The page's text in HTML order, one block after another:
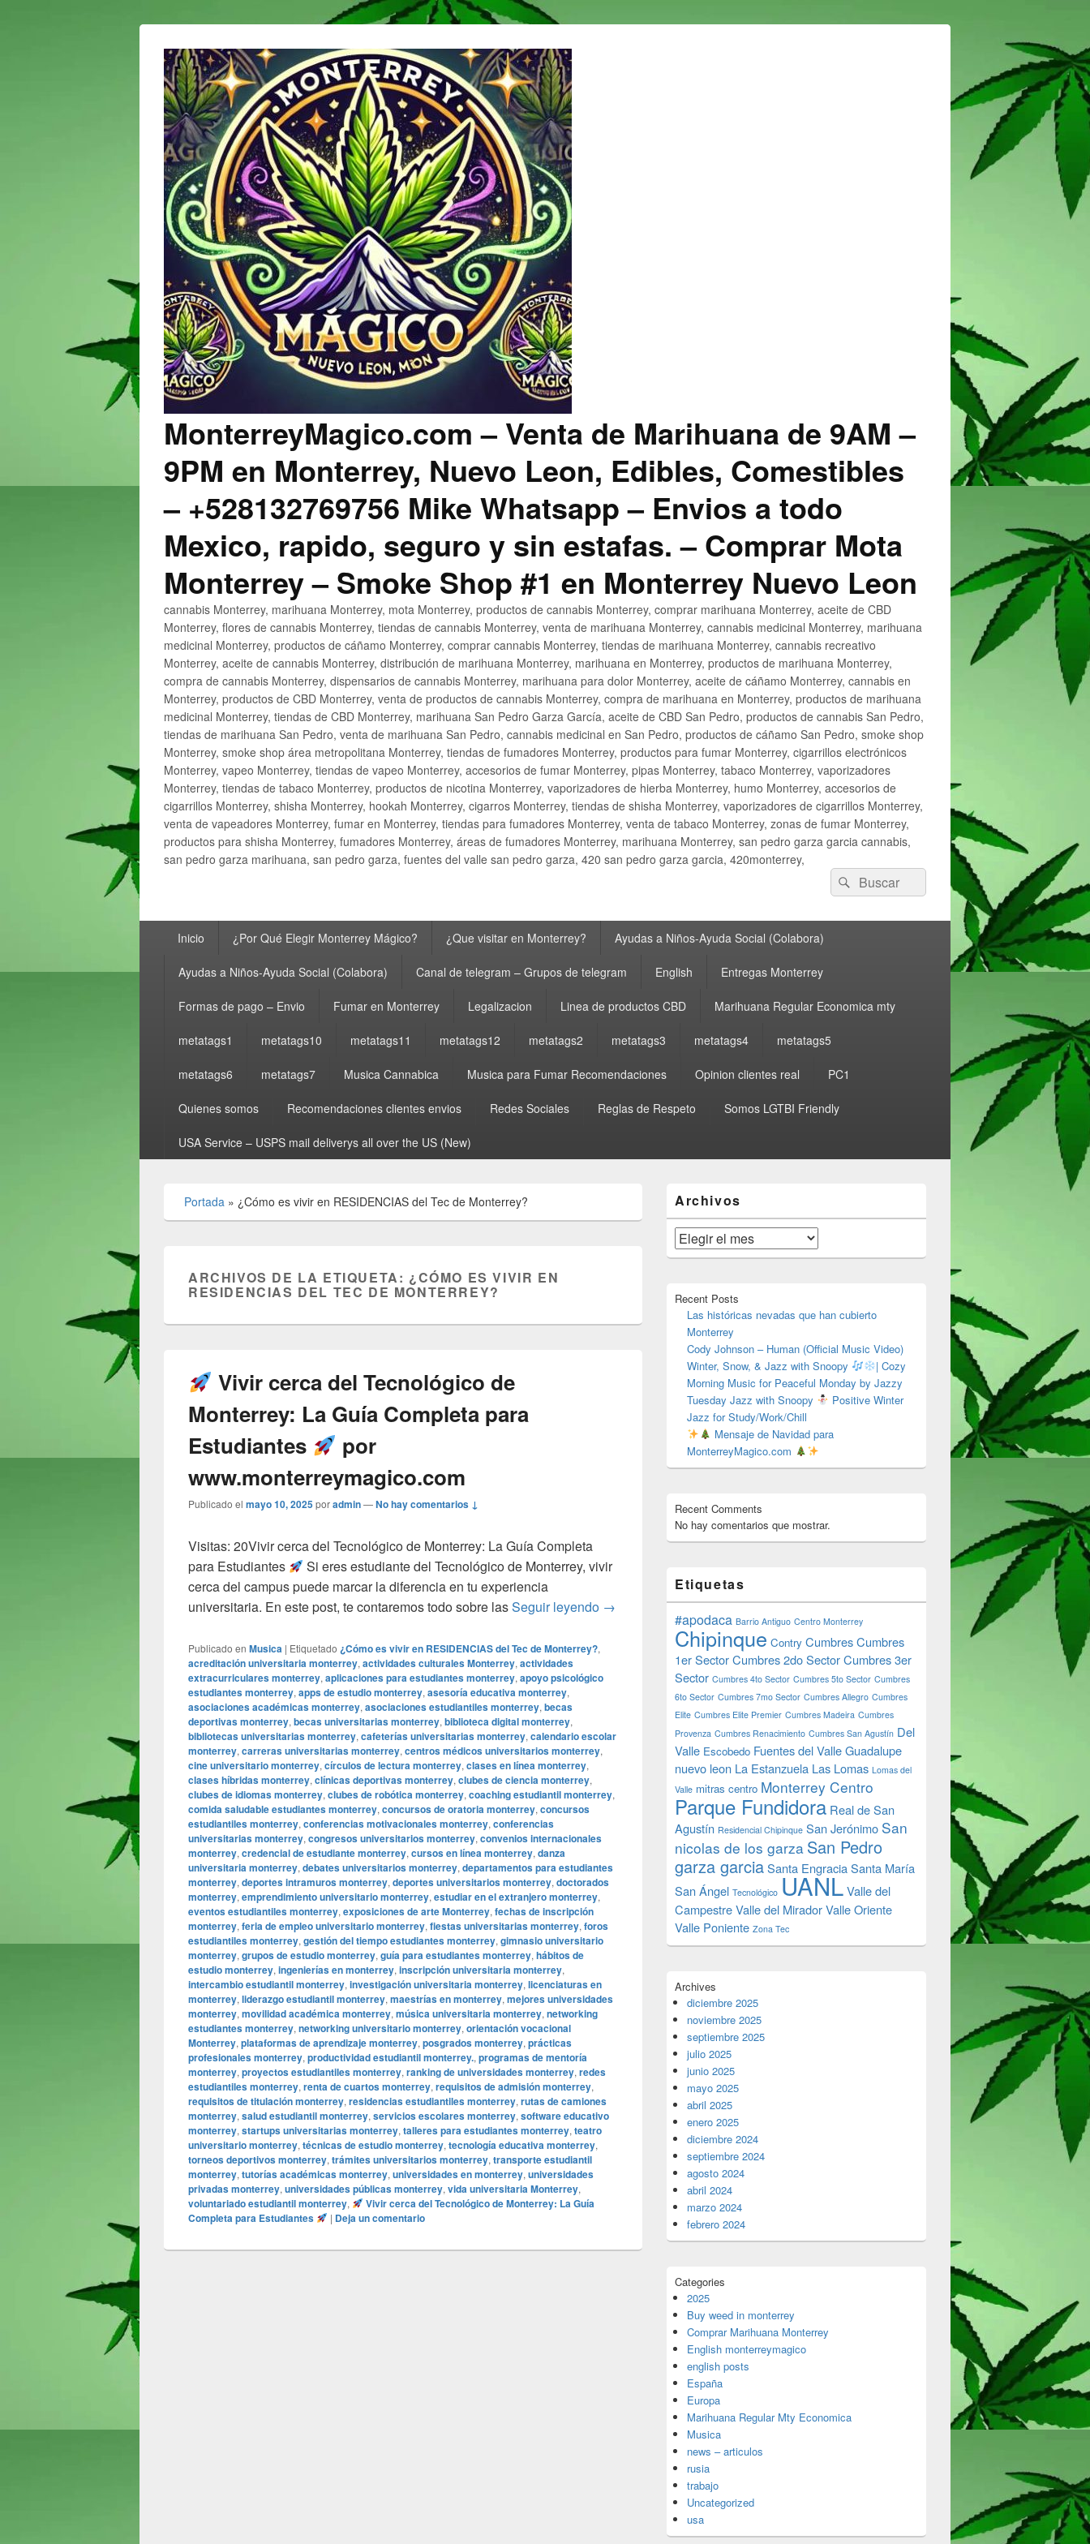
MonterreyMagico.com – Venta de Marihuana de 9AM –
9PM en Monterrey, Nuevo Leon, Edibles, Comestibles
– +528132769756 Mike Whatsapp – Envios a todo
Mexico, rapido, seguro y sin estafas. – Comprar Mota
Monterrey – Smoke Shop #1 en Monterrey Nuevo Leon
cannabis Monterrey, marihuana Monterrey, mota Monterrey, productos de cannabis Monterrey, comprar marihuana Monterrey, aceite de CBD
Monterrey, flores de cannabis Monterrey, tiendas de cannabis Monterrey, venta de marihuana Monterrey, cannabis medicinal Monterrey, marihuana
medicinal Monterrey, productos de cáñamo Monterrey, comprar cannabis Monterrey, tiendas de marihuana Monterrey, cannabis recreativo
Monterrey, aceite de cannabis Monterrey, distribución de marihuana Monterrey, marihuana en Monterrey, productos de marihuana Monterrey,
compra de cannabis Monterrey, dispensarios de cannabis Monterrey, marihuana para dolor Monterrey, aceite de cáñamo Monterrey, cannabis en
Monterrey, productos de CBD Monterrey, venta de productos de cannabis Monterrey, compra de marihuana en Monterrey, productos de marihuana
medicinal Monterrey, tiendas de CBD Monterrey, marihuana San Pedro Garza García, aceite de CBD San Pedro, productos de cannabis San Pedro,
tiendas de marihuana San Pedro, venta de marihuana San Pedro, cannabis medicinal en San Pedro, productos de cáñamo San Pedro, smoke shop
Monterrey, smoke shop área metropolitana Monterrey, tiendas de fumadores Monterrey, productos para fumar Monterrey, cigarrillos electrónicos
Monterrey, vapeo Monterrey, tiendas de vapeo Monterrey, accesorios de fumar Monterrey, pipas Monterrey, tabaco Monterrey, vaporizadores
Monterrey, tiendas de tabaco Monterrey, productos de nicotina Monterrey, vaporizadores de hierba Monterrey, humo Monterrey, accesorios de
cigarrillos Monterrey, shisha Monterrey, hookah Monterrey, cigarros Monterrey, tiendas de shisha Monterrey, vaporizadores de cigarrillos Monterrey,
venta de vapeadores Monterrey, fumar en Monterrey, tiendas para fumadores Monterrey, venta de tabaco Monterrey, zonas de fumar Monterrey,
productos para shisha Monterrey, fumadores Monterrey, áreas de fumadores Monterrey, marihuana Monterrey, san pedro garza garcia cannabis,
san pedro garza marihuana, san pedro garza, fuentes del valle san pedro garza, 420 san pedro garza garcia, 420monterrey,
Buscar
por:
Buscar
principalInicio ¿Por Qué Elegir Monterrey Mágico? ¿Que visitar en Monterrey? Ayudas a Niños-Ayuda Social (Colabora)
Ayudas a Niños-Ayuda Social (Colabora) Canal de telegram – Grupos de telegram English Entregas Monterrey
Formas de pago – Envio Fumar en Monterrey Legalizacion Linea de productos CBD Marihuana Regular Economica mty
metatags1 metatags10 metatags11 metatags12 metatags2 metatags3 metatags4 metatags5
metatags6 metatags7 Musica Cannabica Musica para Fumar Recomendaciones Opinion clientes real PC1
Quienes somos Recomendaciones clientes envios Redes Sociales Reglas de Respeto Somos LGTBI Friendly
USA Service – USPS mail deliverys all over the US (New)
Portada » ¿Cómo es vivir en RESIDENCIAS del Tec de Monterrey?
ARCHIVOS DE LA ETIQUETA: ¿CÓMO ES VIVIR EN
RESIDENCIAS DEL TEC DE MONTERREY?
Vivir cerca del Tecnológico de
Monterrey: La Guía Completa para
Estudiantes
por
www.monterreymagico.com
Publicado el mayo 10, 2025poradmin—No hay comentarios ↓
Visitas: 20Vivir cerca del Tecnológico de Monterrey: La Guía Completa
para Estudiantes
Si eres estudiante del Tecnológico de Monterrey, vivir
cerca del campus puede marcar la diferencia en tu experiencia
universitaria. En este post, te contaremos todo sobre lasSeguir leyendo Vivir cerca del Tecnológico de Monterrey: La Guía Completa para Estudiantes
→
Publicado en Musica | Etiquetado ¿Cómo es vivir en RESIDENCIAS del Tec de Monterrey?,
acreditación universitaria monterrey, actividades culturales Monterrey, actividades
extracurriculares monterrey, aplicaciones para estudiantes monterrey, apoyo psicológico
estudiantes monterrey, apps de estudio monterrey, asesoría educativa monterrey,
asociaciones académicas monterrey, asociaciones estudiantiles monterrey, becas
deportivas monterrey, becas universitarias monterrey, biblioteca digital monterrey,
bibliotecas universitarias monterrey, cafeterías universitarias monterrey, calendario escolar
monterrey, carreras universitarias monterrey, centros médicos universitarios monterrey,
cine universitario monterrey, círculos de lectura monterrey, clases en línea monterrey,
clases híbridas monterrey, clínicas deportivas monterrey, clubes de ciencia monterrey,
clubes de idiomas monterrey, clubes de robótica monterrey, coaching estudiantil monterrey,
comida saludable estudiantes monterrey, concursos de oratoria monterrey, concursos
estudiantiles monterrey, conferencias motivacionales monterrey, conferencias
universitarias monterrey, congresos universitarios monterrey, convenios internacionales
monterrey, credencial de estudiante monterrey, cursos en línea monterrey, danza
universitaria monterrey, debates universitarios monterrey, departamentos para estudiantes
monterrey, deportes intramuros monterrey, deportes universitarios monterrey, doctorados
monterrey, emprendimiento universitario monterrey, estudiar en el extranjero monterrey,
eventos estudiantiles monterrey, exposiciones de arte Monterrey, fechas de inscripción
monterrey, feria de empleo universitario monterrey, fiestas universitarias monterrey, foros
estudiantiles monterrey, gestión del tiempo estudiantes monterrey, gimnasio universitario
monterrey, grupos de estudio monterrey, guía para estudiantes monterrey, hábitos de
estudio monterrey, ingenierías en monterrey, inscripción universitaria monterrey,
intercambio estudiantil monterrey, investigación universitaria monterrey, licenciaturas en
monterrey, liderazgo estudiantil monterrey, maestrías en monterrey, mejores universidades
monterrey, movilidad académica monterrey, música universitaria monterrey, networking
estudiantes monterrey, networking universitario monterrey, orientación vocacional
Monterrey, plataformas de aprendizaje monterrey, posgrados monterrey, prácticas
profesionales monterrey, productividad estudiantil monterrey., programas de mentoría
monterrey, proyectos estudiantiles monterrey, ranking de universidades monterrey, redes
estudiantiles monterrey, renta de cuartos monterrey, requisitos de admisión monterrey,
requisitos de titulación monterrey, residencias estudiantiles monterrey, rutas de camiones
monterrey, salud estudiantil monterrey, servicios escolares monterrey, software educativo
monterrey, startups universitarias monterrey, talleres para estudiantes monterrey, teatro
universitario monterrey, técnicas de estudio monterrey, tecnología educativa monterrey,
torneos deportivos monterrey, trámites universitarios monterrey, transporte estudiantil
monterrey, tutorías académicas monterrey, universidades en monterrey, universidades
privadas monterrey, universidades públicas monterrey, vida universitaria Monterrey,
voluntariado estudiantil monterrey,
Vivir cerca del Tecnológico de Monterrey: La Guía
Completa para Estudiantes
| Deja un comentario
área
de
widget
barra
lateral
Archivos
Archivos
Recent Posts
Las históricas nevadas que han cubierto
Monterrey
Cody Johnson – Human (Official Music Video)
Winter, Snow, & Jazz with Snoopy
| Cozy
Morning Music for Peaceful Monday by Jazzy
Tuesday Jazz with Snoopy
Positive Winter
Jazz for Study/Work/Chill
Mensaje de Navidad para
MonterreyMagico.com
Recent Comments
No hay comentarios que mostrar.
Etiquetas
#apodaca Barrio Antiguo Centro Monterrey
Chipinque Contry CumbresCumbres
1er SectorCumbres 2do SectorCumbres 3er
Sector Cumbres 4to Sector Cumbres 5to Sector Cumbres
6to Sector Cumbres 7mo Sector Cumbres Allegro Cumbres
Elite Cumbres Elite Premier Cumbres Madeira Cumbres
Provenza Cumbres Renacimiento Cumbres San Agustín Del
Valle Escobedo Fuentes del ValleGuadalupe
nuevo leon La Estanzuela Las Lomas Lomas del
Valle mitras centro Monterrey Centro
Parque Fundidora Real de San
Agustín Residencial Chipinque San Jerónimo San
nicolas de los garza San Pedro
garza garciaSanta EngraciaSanta María
San Ángel Tecnológico UANLValle del
CampestreValle del MiradorValle Oriente
Valle Poniente Zona Tec
Archives
diciembre 2025
noviembre 2025
septiembre 2025
julio 2025
junio 2025
mayo 2025
abril 2025
enero 2025
diciembre 2024
septiembre 2024
agosto 2024
abril 2024
marzo 2024
febrero 2024
Categories
2025
Buy weed in monterrey
Comprar Marihuana Monterrey
English monterreymagico
english posts
España
Europa
Marihuana Regular Mty Economica
Musica
news – articulos
rusia
trabajo
Uncategorized
usa